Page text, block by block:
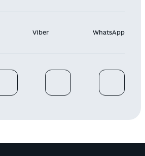
Viber WhatsApp